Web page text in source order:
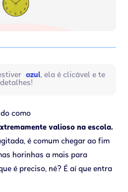
azul, ela é clicável e te
como
valioso na escola.
é comum chegar ao fim
horinhas a mais para
é preciso, né? É aí que entra